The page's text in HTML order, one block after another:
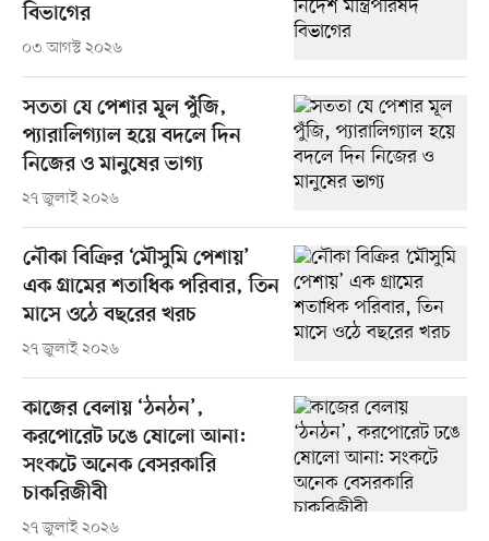
বিভাগের
০৩ আগস্ট ২০২৬
সততা যে পেশার মূল পুঁজি,
প্যারালিগ্যাল হয়ে বদলে দিন
নিজের ও মানুষের ভাগ্য
২৭ জুলাই ২০২৬
নৌকা বিক্রির ‘মৌসুমি পেশায়’
এক গ্রামের শতাধিক পরিবার, তিন
মাসে ওঠে বছরের খরচ
২৭ জুলাই ২০২৬
কাজের বেলায় ‘ঠনঠন’,
করপোরেট ঢঙে ষোলো আনা:
সংকটে অনেক বেসরকারি
চাকরিজীবী
২৭ জুলাই ২০২৬